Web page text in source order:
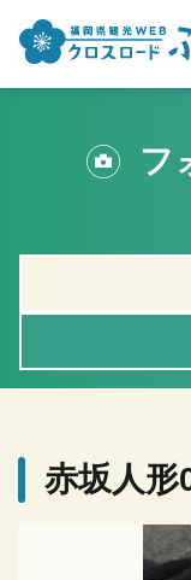
フ
赤坂人形